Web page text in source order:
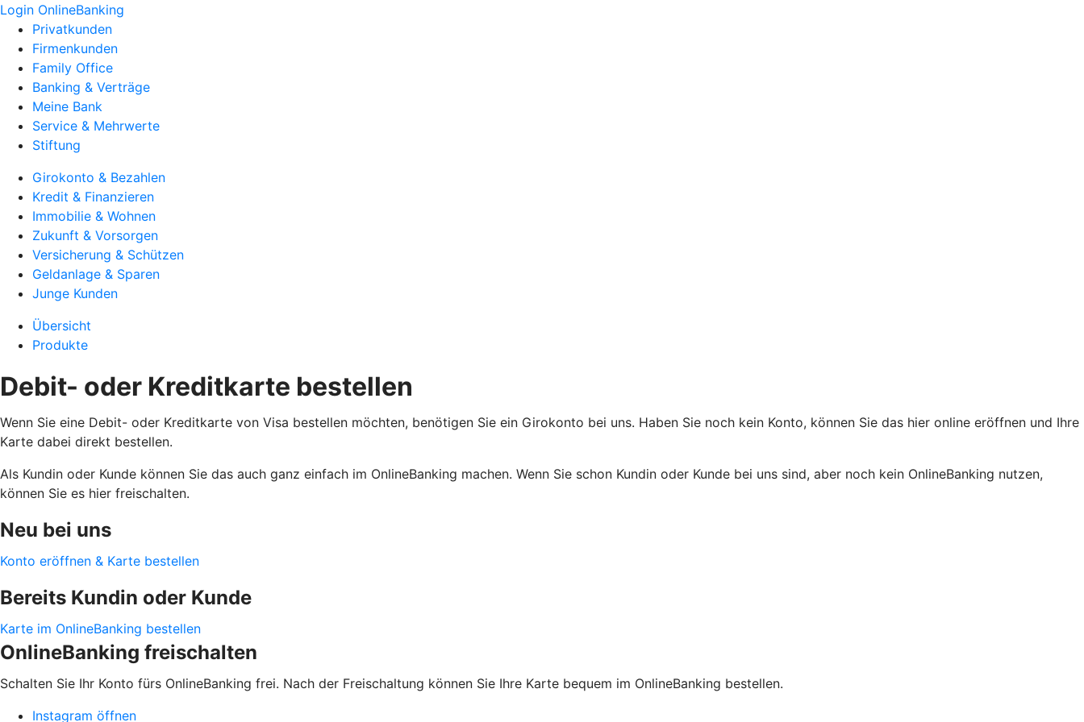
Login OnlineBanking
Privatkunden
Firmenkunden
Family Office
Banking & Verträge
Meine Bank
Service & Mehrwerte
Stiftung
Girokonto & Bezahlen
Kredit & Finanzieren
Immobilie & Wohnen
Zukunft & Vorsorgen
Versicherung & Schützen
Geldanlage & Sparen
Junge Kunden
Übersicht
Produkte
Debit- oder Kreditkarte bestellen
Wenn Sie eine Debit- oder Kreditkarte von Visa bestellen möchten, benötigen Sie ein Girokonto bei uns. Haben Sie noch kein Konto, können Sie das hier online eröffnen und Ihre
Karte dabei direkt bestellen.
Als Kundin oder Kunde können Sie das auch ganz einfach im OnlineBanking machen. Wenn Sie schon Kundin oder Kunde bei uns sind, aber noch kein OnlineBanking nutzen,
können Sie es hier freischalten.
Neu bei uns
Konto eröffnen & Karte bestellen
Bereits Kundin oder Kunde
Karte im OnlineBanking bestellen
OnlineBanking freischalten
Schalten Sie Ihr Konto fürs OnlineBanking frei. Nach der Freischaltung können Sie Ihre Karte bequem im OnlineBanking bestellen.
Instagram öffnen